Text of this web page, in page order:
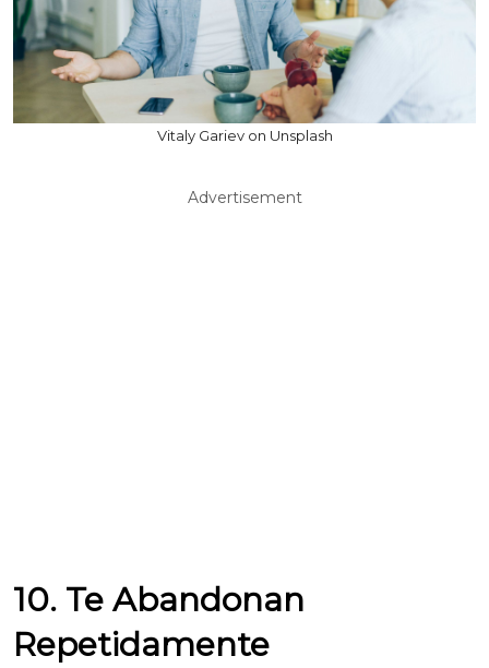
Vitaly Gariev on Unsplash
Advertisement
10. Te Abandonan
Repetidamente